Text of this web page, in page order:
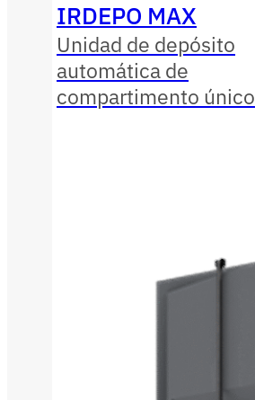
IRDEPO MAX
Unidad de depósito
automática de
compartimento único